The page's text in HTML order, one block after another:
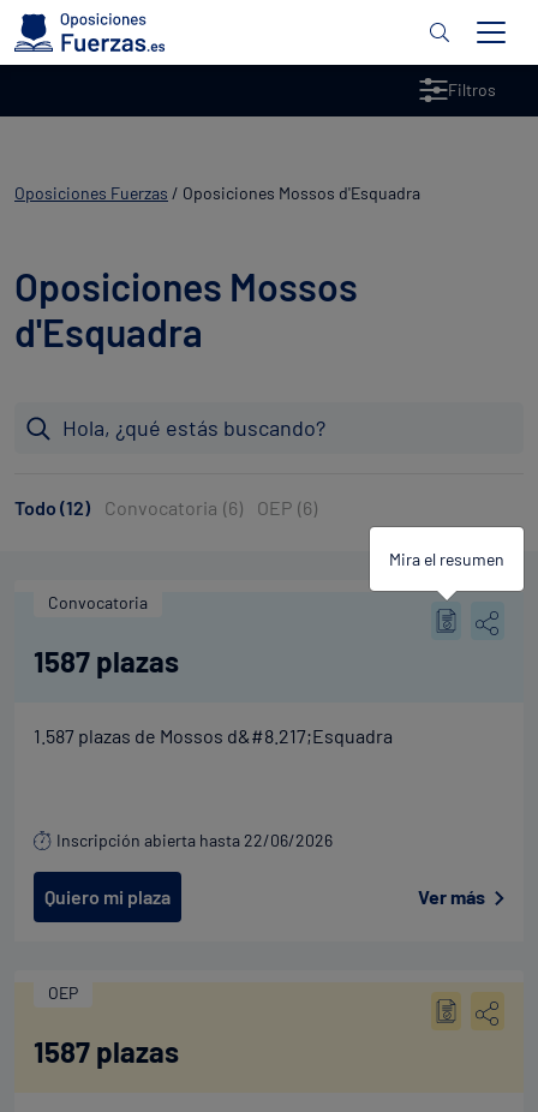
Oposiciones Fuerzas / Oposiciones Mossos d'Esquadra
Filtros
Oposiciones Mossos
d'Esquadra
Todo (12) Convocatoria (6) OEP (6)
Convocatoria
1587 plazas
1.587 plazas de Mossos d&#8.217;Esquadra
Inscripción abierta hasta 22/06/2026
Quiero mi plaza Ver más
OEP
1587 plazas
Mira el resumen